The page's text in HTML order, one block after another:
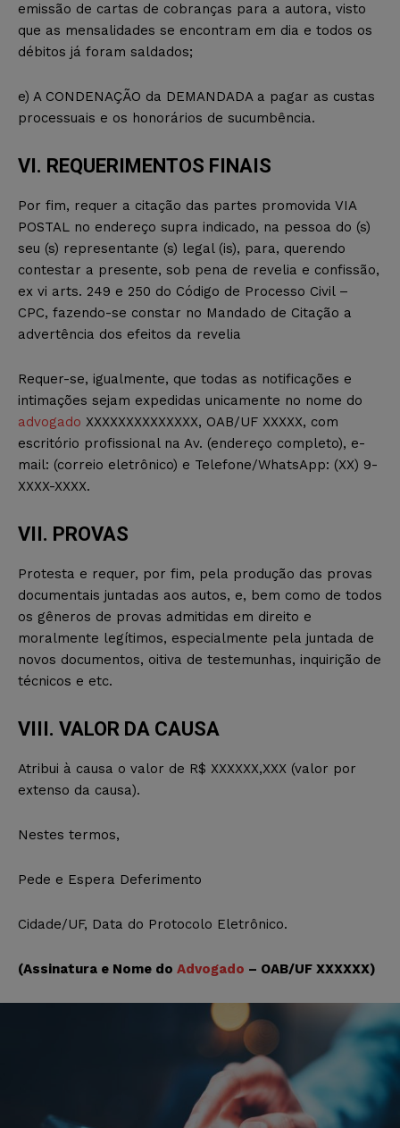
emissão de cartas de cobranças para a autora, visto
que as mensalidades se encontram em dia e todos os
débitos já foram saldados;
e) A CONDENAÇÃO da DEMANDADA a pagar as custas
processuais e os honorários de sucumbência.
VI. REQUERIMENTOS FINAIS
Por fim, requer a citação das partes promovida VIA
POSTAL no endereço supra indicado, na pessoa do (s)
seu (s) representante (s) legal (is), para, querendo
contestar a presente, sob pena de revelia e confissão,
ex vi arts. 249 e 250 do Código de Processo Civil –
CPC, fazendo-se constar no Mandado de Citação a
advertência dos efeitos da revelia
Requer-se, igualmente, que todas as notificações e
intimações sejam expedidas unicamente no nome do
advogado XXXXXXXXXXXXXX, OAB/UF XXXXX, com
escritório profissional na Av. (endereço completo), e-
mail: (correio eletrônico) e Telefone/WhatsApp: (XX) 9-
XXXX-XXXX.
VII. PROVAS
Protesta e requer, por fim, pela produção das provas
documentais juntadas aos autos, e, bem como de todos
os gêneros de provas admitidas em direito e
moralmente legítimos, especialmente pela juntada de
novos documentos, oitiva de testemunhas, inquirição de
técnicos e etc.
VIII. VALOR DA CAUSA
Atribui à causa o valor de R$ XXXXXX,XXX (valor por
extenso da causa).
Nestes termos,
Pede e Espera Deferimento
Cidade/UF, Data do Protocolo Eletrônico.
(Assinatura e Nome do Advogado – OAB/UF XXXXXX)